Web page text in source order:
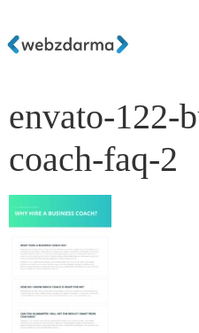
envato-122-
coach-faq-2